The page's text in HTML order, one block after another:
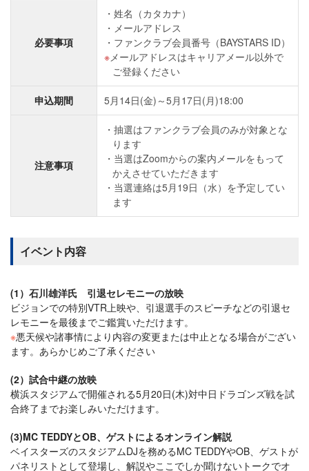
必要事項
姓名（カタカナ）
メールアドレス
ファンクラブ会員番号（BAYSTARS ID）
メールアドレスはキャリアメール以外で
ご登録ください
申込期間 5月14日(金)～5月17日(月)18:00
注意事項
抽選はファンクラブ会員のみが対象とな
ります
当選はZoomからの案内メールをもって
かえさせていただきます
当選連絡は5月19日（水）を予定してい
ます
イベント内容
(1）石川雄洋氏 引退セレモニーの放映
ビジョンでの特別VTR上映や、引退選手のスピーチなどの引退セ
レモニーを最後までご鑑賞いただけます。
※悪天候や諸事情により内容の変更または中止となる場合がござい
ます。あらかじめご了承ください
(2）試合中継の放映
横浜スタジアムで開催される5月20日(木)対中日ドラゴンズ戦を試
合終了までお楽しみいただけます。
(3)MC TEDDYとOB、ゲストによるオンライン解説
ベイスターズのスタジアムDJを務めるMC TEDDYやOB、ゲストが
パネリストとして登場し、解説やここでしか聞けないトークでオ